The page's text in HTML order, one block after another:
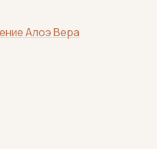
Алоэ Вера